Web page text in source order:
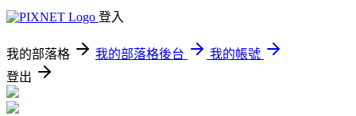
登入
我的部落格 我的部落格後台
我的帳號
登出